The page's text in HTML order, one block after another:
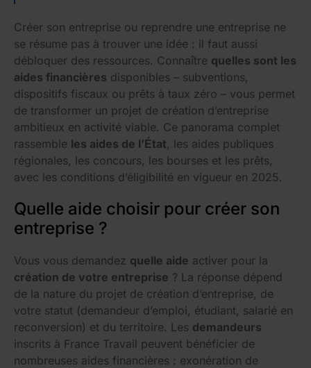
Créer son entreprise ou reprendre une entreprise ne
se résume pas à trouver une idée : il faut aussi
débloquer des ressources. Connaître quelles sont les
aides financières disponibles – subventions,
dispositifs fiscaux ou prêts à taux zéro – vous permet
de transformer un projet de création d’entreprise
ambitieux en activité viable. Ce panorama complet
rassemble les aides de l’État, les aides publiques
régionales, les concours, les bourses et les prêts,
avec les conditions d’éligibilité en vigueur en 2025.
Quelle aide choisir pour créer son
entreprise ?
Vous vous demandez quelle aide activer pour la
création de votre entreprise ? La réponse dépend
de la nature du projet de création d’entreprise, de
votre statut (demandeur d’emploi, étudiant, salarié en
reconversion) et du territoire. Les demandeurs
inscrits à France Travail peuvent bénéficier de
nombreuses aides financières : exonération de